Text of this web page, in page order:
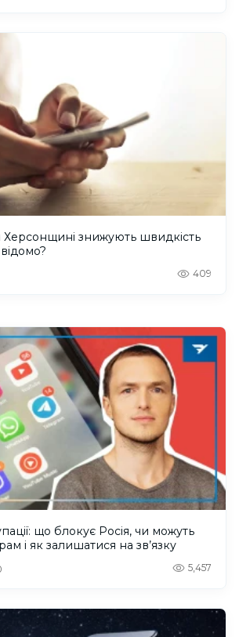
Херсонщині знижують швидкість
409
що блокує Росія, чи можуть
і як залишатися на зв’язку
5,457